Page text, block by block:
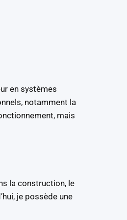
en systèmes
notamment la
mais
la construction, le
je possède une